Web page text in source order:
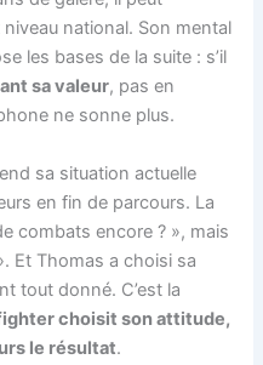
national. Son mental
les bases de la suite : s’il
sa valeur, pas en
ne sonne plus.
sa situation actuelle
en fin de parcours. La
combats encore ? », mais
Et Thomas a choisi sa
tout donné. C’est la
choisit son attitude,
le résultat.